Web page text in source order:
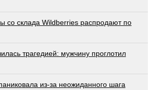
со склада Wildberries распродают по
трагедией: мужчину проглотил
из-за неожиданного шага